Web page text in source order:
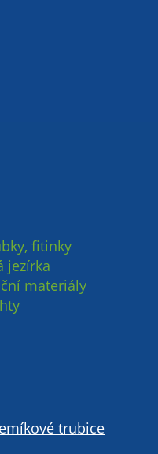
fitinky
jezírka
materiály
trubice